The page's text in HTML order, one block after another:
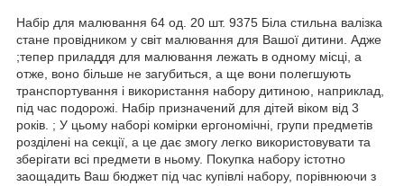
Набір для малювання 64 од. 20 шт. 9375 Біла стильна валізка
стане провідником у світ малювання для Вашої дитини. Адже
;тепер приладдя для малювання лежать в одному місці, а
отже, воно більше не загубиться, а ще вони полегшують
транспортування і використання набору дитиною, наприклад,
під час подорожі. Набір призначений для дітей віком від 3
років. ; У цьому наборі комірки ергономічні, групи предметів
розділені на секції, а це дає змогу легко використовувати та
зберігати всі предмети в ньому. Покупка набору істотно
заощадить Ваш бюджет під час купівлі набору, порівнюючи з